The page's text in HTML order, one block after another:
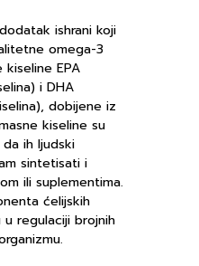
ishrani koji
omega-3
EPA
i DHA
dobijene iz
kiseline su
ih ljudski
sintetisati i
ili suplementima.
ćelijskih
regulaciji brojnih